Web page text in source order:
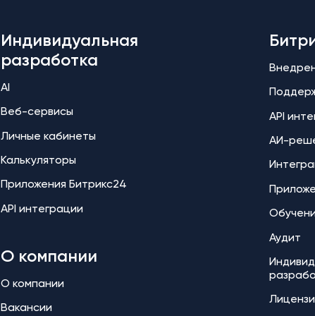
Индивидуальная
разработка
AI
Веб-сервисы
Личные кабинеты
Калькуляторы
Приложения Битрикс24
API интеграции
О компании
О компании
Вакансии
API
АИ-
Аудит